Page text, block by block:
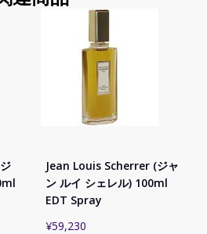
Jean Louis Scherrer (ジャ
ン ルイ シェレル) 100ml
EDT Spray
¥59,230